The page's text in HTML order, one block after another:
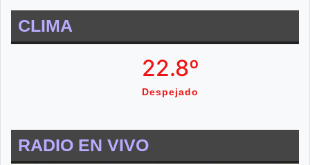
CLIMA
22.8º
Despejado
RADIO EN VIVO